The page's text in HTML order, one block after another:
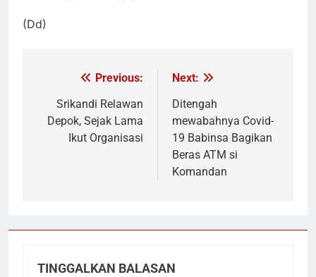
(Dd)
Navigasi
pos
Previous:
Srikandi Relawan
Depok, Sejak Lama
Ikut Organisasi
Next:
Ditengah
mewabahnya Covid-
19 Babinsa Bagikan
Beras ATM si
Komandan
TINGGALKAN BALASAN